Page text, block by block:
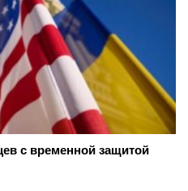
с временной защитой